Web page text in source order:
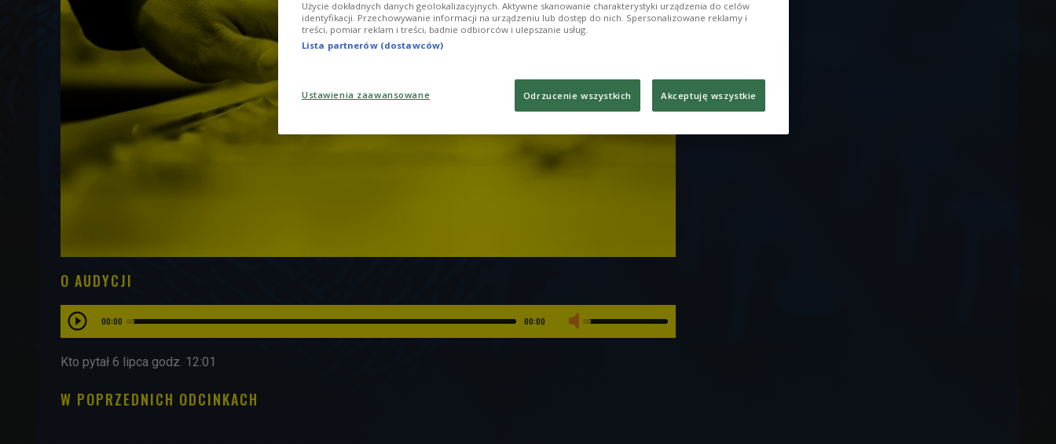
O AUDYCJI
00:00 00:00
Kto pytał 6 lipca godz. 12:01
W POPRZEDNICH ODCINKACH
Użycie dokładnych danych geolokalizacyjnych. Aktywne skanowanie charakterystyki urządzenia do celów
identyfikacji. Przechowywanie informacji na urządzeniu lub dostęp do nich. Spersonalizowane reklamy i
treści, pomiar reklam i treści, badnie odbiorców i ulepszanie usług.
Lista partnerów (dostawców)
Ustawienia zaawansowane Odrzucenie wszystkich Akceptuję wszystkie